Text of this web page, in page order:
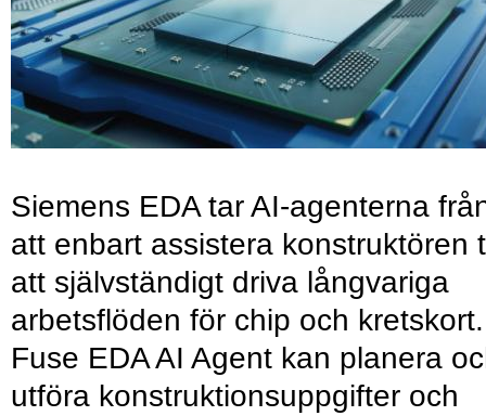
Siemens EDA tar AI-agenterna
att enbart assistera konstruktören
att självständigt driva långvariga
arbetsflöden för chip och kretskort.
Fuse EDA AI Agent kan planera
utföra konstruktionsuppgifter och